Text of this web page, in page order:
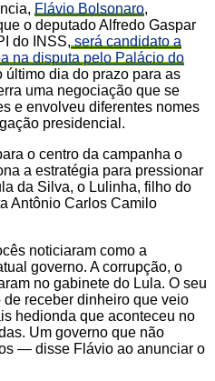
Flávio Bolsonaro,
o deputado Alfredo Gaspar
do INSS,será candidato a
na disputa pelo Palácio do
último dia do prazo para as
uma negociação que se
e envolveu diferentes nomes
presidencial.
o centro da campanha o
a estratégia para pressionar
da Silva, o Lulinha, filho do
Antônio Carlos Camilo
noticiaram como a
governo. A corrupção, o
no gabinete do Lula. O seu
receber dinheiro que veio
hedionda que aconteceu no
Um governo que não
— disse Flávio ao anunciar o